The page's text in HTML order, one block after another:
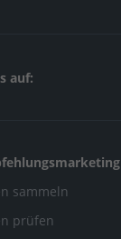
auf:
sammeln
prüfen